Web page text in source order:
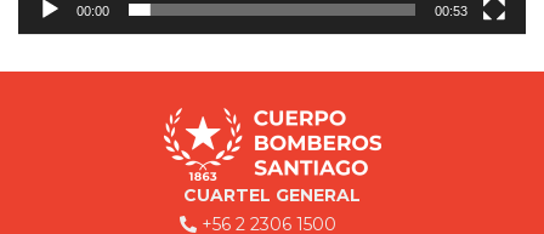
00:00 00:53
CUARTEL GENERAL
+56 2 2306 1500